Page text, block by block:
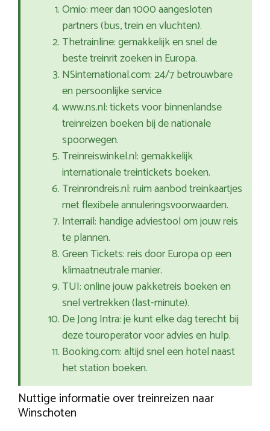
Omio: meer dan 1000 aangesloten
partners (bus, trein en vluchten).
Thetrainline: gemakkelijk en snel de
beste treinrit zoeken in Europa.
NSinternational.com: 24/7 betrouwbare
en persoonlijke service
www.ns.nl: tickets voor binnenlandse
treinreizen boeken bij de nationale
spoorwegen.
Treinreiswinkel.nl: gemakkelijk
internationale treintickets boeken.
Treinrondreis.nl: ruim aanbod treinkaartjes
met flexibele annuleringsvoorwaarden.
Interrail: handige adviestool om jouw reis
te plannen.
Green Tickets: reis door Europa op een
klimaatneutrale manier.
TUI: online jouw pakketreis boeken en
snel vertrekken (last-minute).
De Jong Intra: je kunt elke dag terecht bij
deze touroperator voor advies en hulp.
Booking.com: altijd snel een hotel naast
het station boeken.
Nuttige informatie over treinreizen naar
Winschoten